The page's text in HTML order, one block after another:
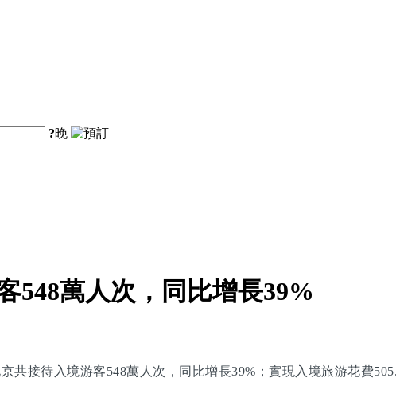
?晚
548萬人次，同比增長39%
共接待入境游客548萬人次，同比增長39%；實現入境旅游花費